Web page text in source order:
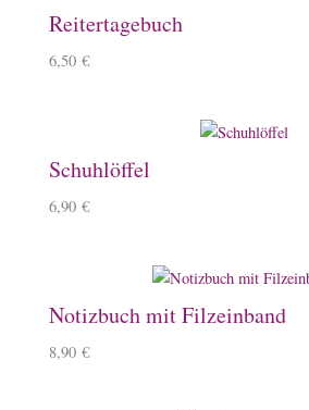
Reitertagebuch
6,50 €
Schuhlöffel
6,90 €
Notizbuch mit Filzeinband
8,90 €